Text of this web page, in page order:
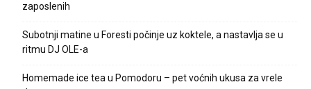
zaposlenih
Subotnji matine u Foresti počinje uz koktele, a nastavlja se u
ritmu DJ OLE-a
Homemade ice tea u Pomodoru – pet voćnih ukusa za vrele